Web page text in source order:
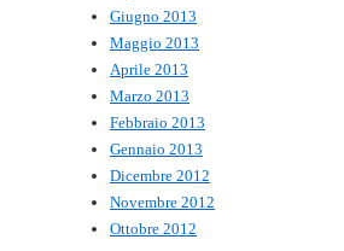
Giugno 2013
Maggio 2013
Aprile 2013
Marzo 2013
Febbraio 2013
Gennaio 2013
Dicembre 2012
Novembre 2012
Ottobre 2012